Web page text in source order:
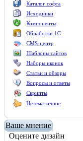
Каталог софта
Исходники
Компоненты
Обработки 1С
CMS-центр
Шаблоны сайтов
Наборы иконок
Статьи и обзоры
Вопросы и ответы
Скрипты
Нетематичное
Ваше мнение
Оцените дизайн